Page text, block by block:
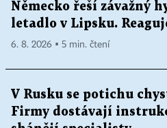
Německo řeší závažný
letadlo v Lipsku.
6. 8. 2026 ▪ 5 min. čtení
V Rusku se potichu
Firmy dostávají